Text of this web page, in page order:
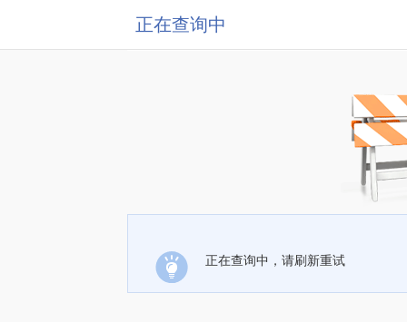
正在查询中
正在查询中，请刷新重试